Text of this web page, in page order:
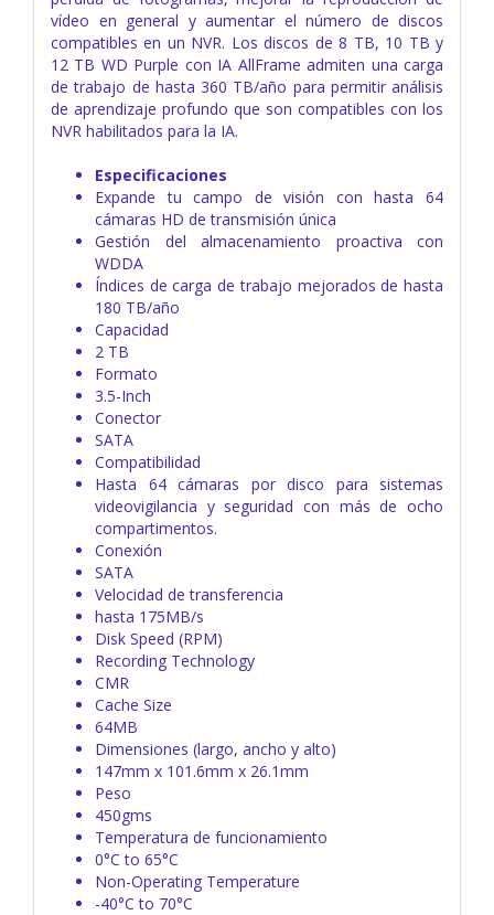
vídeo en general y aumentar el número de discos
compatibles en un NVR. Los discos de 8 TB, 10 TB y
12 TB WD Purple con IA AllFrame admiten una carga
de trabajo de hasta 360 TB/año para permitir análisis
de aprendizaje profundo que son compatibles con los
NVR habilitados para la IA.
Especificaciones
Expande tu campo de visión con hasta 64
cámaras HD de transmisión única
Gestión del almacenamiento proactiva con
WDDA
Índices de carga de trabajo mejorados de hasta
180 TB/año
Capacidad
2 TB
Formato
3.5-Inch
Conector
SATA
Compatibilidad
Hasta 64 cámaras por disco para sistemas
videovigilancia y seguridad con más de ocho
compartimentos.
Conexión
SATA
Velocidad de transferencia
hasta 175MB/s
Disk Speed (RPM)
Recording Technology
CMR
Cache Size
64MB
Dimensiones (largo, ancho y alto)
147mm x 101.6mm x 26.1mm
Peso
450gms
Temperatura de funcionamiento
0°C to 65°C
Non-Operating Temperature
-40°C to 70°C